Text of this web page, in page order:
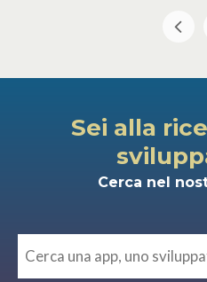
Sei alla
Cerca nel